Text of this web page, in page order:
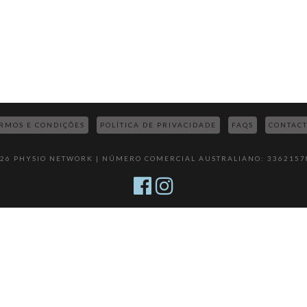
E CONDIÇÕES POLÍTICA DE PRIVACIDADE FAQS
PHYSIO NETWORK | NÚMERO COMERCIAL AUSTRALIANO: